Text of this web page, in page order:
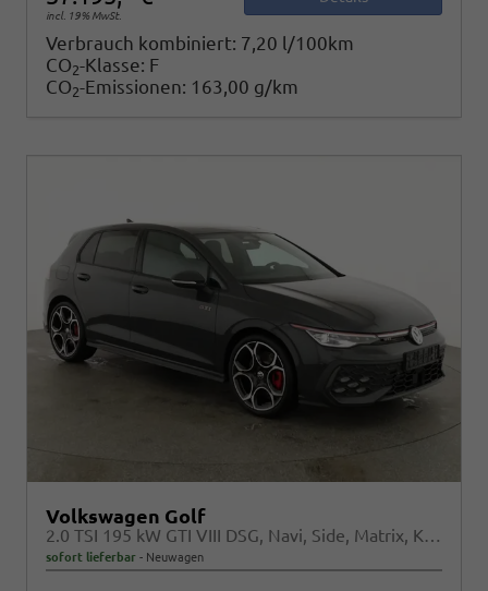
incl. 19% MwSt.
Verbrauch kombiniert: 7,20 l/100km
CO2-Klasse: F
CO2-Emissionen: 163,00 g/km
Volkswagen Golf
2.0 TSI 195 kW GTI VIII DSG, Navi, Side, Matrix, Kamera, Winter, 19-Zoll
sofort lieferbar Neuwagen